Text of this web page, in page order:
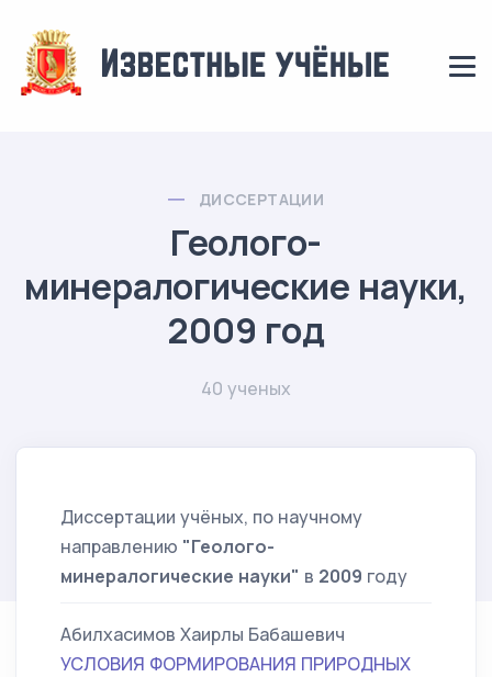
ДИССЕРТАЦИИ
Геолого-
минералогические науки,
2009 год
40 ученых
Диссертации учёных, по научному
направлению "Геолого-
минералогические науки" в 2009 году
Абилхасимов Хаирлы Бабашевич
УСЛОВИЯ ФОРМИРОВАНИЯ ПРИРОДНЫХ